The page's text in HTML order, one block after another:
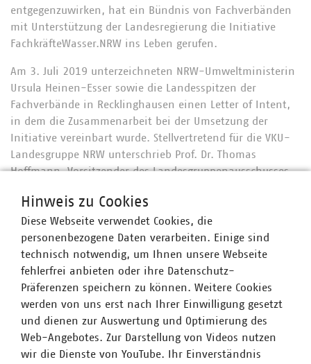
entgegenzuwirken, hat ein Bündnis von Fachverbänden
mit Unterstützung der Landesregierung die Initiative
FachkräfteWasser.NRW ins Leben gerufen.
Am 3. Juli 2019 unterzeichneten NRW-Umweltministerin
Ursula Heinen-Esser sowie die Landesspitzen der
Fachverbände in Recklinghausen einen Letter of Intent,
in dem die Zusammenarbeit bei der Umsetzung der
Initiative vereinbart wurde. Stellvertretend für die VKU-
Landesgruppe NRW unterschrieb Prof. Dr. Thomas
Hoffmann, Vorsitzender des Landesgruppenausschusses
Die branchenweite Initiative FachkräfteWasser.NRW soll
dazu beitragen, die Verfügbarkeit und Qualifizierung von
Fachpersonal in der Wasserwirtschaft vor dem
Hintergrund des demografischen Wandels auch langfristig
sicherzustellen. Insbesondere durch
öffentlichkeitswirksame Aktivitäten vor Ort in NRW soll
für sämtliche Berufe geworben werden, die heute und
zukünftig in der Wasserwirtschaftsbranche benötigt
werden.
Hinweis zu Cookies
Diese Webseite verwendet Cookies, die
personenbezogene Daten verarbeiten. Einige sind
technisch notwendig, um Ihnen unsere Webseite
fehlerfrei anbieten oder ihre Datenschutz-
Präferenzen speichern zu können. Weitere Cookies
werden von uns erst nach Ihrer Einwilligung gesetzt
und dienen zur Auswertung und Optimierung des
Web-Angebotes. Zur Darstellung von Videos nutzen
wir die Dienste von YouTube. Ihr Einverständnis